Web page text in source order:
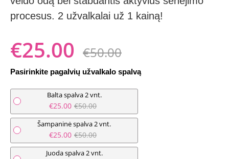
procesus. 2 užvalkalai už 1 kainą!
€50.00
€25.00
Pasirinkite pagalvių užvalkalo spalvą
Balta spalva 2 vnt.
€25.00 €50.00
Šampaninė spalva 2 vnt.
€25.00 €50.00
Juoda spalva 2 vnt.